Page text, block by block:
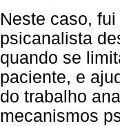
Neste caso,
psicanalista
quando se
paciente, e
do trabalho
mecanismos